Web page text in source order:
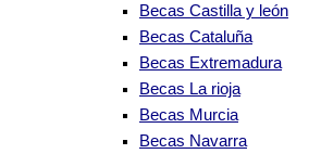
Becas Castilla y león
Becas Cataluña
Becas Extremadura
Becas La rioja
Becas Murcia
Becas Navarra